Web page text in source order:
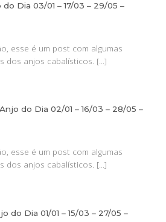
do Dia 03/01 – 17/03 – 29/05 –
esse é um post com algumas
dos anjos cabalísticos. [...]
do Dia 02/01 – 16/03 – 28/05 –
esse é um post com algumas
dos anjos cabalísticos. [...]
do Dia 01/01 – 15/03 – 27/05 –